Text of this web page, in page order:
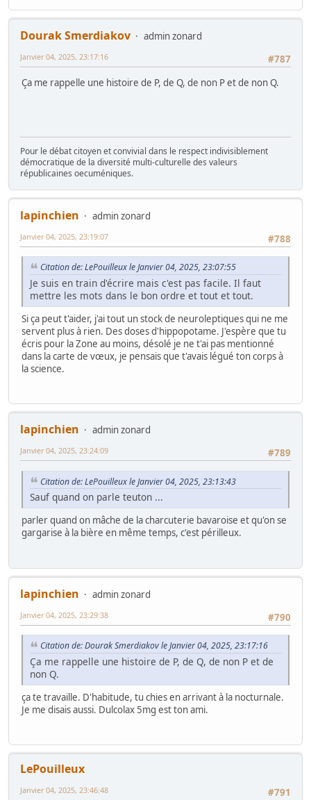
Dourak Smerdiakov
admin zonard
#787
Janvier 04, 2025, 23:17:16
Ça me rappelle une histoire de P, de Q, de non P et de non Q.
Pour le débat citoyen et convivial dans le respect indivisiblement
démocratique de la diversité multi-culturelle des valeurs
républicaines oecuméniques.
lapinchien
admin zonard
#788
Janvier 04, 2025, 23:19:07
Citation de: LePouilleux le Janvier 04, 2025, 23:07:55
Je suis en train d'écrire mais c'est pas facile. Il faut
mettre les mots dans le bon ordre et tout et tout.
Si ça peut t'aider, j'ai tout un stock de neuroleptiques qui ne me
servent plus à rien. Des doses d'hippopotame. J'espère que tu
écris pour la Zone au moins, désolé je ne t'ai pas mentionné
dans la carte de vœux, je pensais que t'avais légué ton corps à
la science.
lapinchien
admin zonard
#789
Janvier 04, 2025, 23:24:09
Citation de: LePouilleux le Janvier 04, 2025, 23:13:43
Sauf quand on parle teuton ...
parler quand on mâche de la charcuterie bavaroise et qu'on se
gargarise à la bière en même temps, c'est périlleux.
lapinchien
admin zonard
#790
Janvier 04, 2025, 23:29:38
Citation de: Dourak Smerdiakov le Janvier 04, 2025, 23:17:16
Ça me rappelle une histoire de P, de Q, de non P et de
non Q.
ça te travaille. D'habitude, tu chies en arrivant à la nocturnale.
Je me disais aussi. Dulcolax 5mg est ton ami.
LePouilleux
#791
Janvier 04, 2025, 23:46:48